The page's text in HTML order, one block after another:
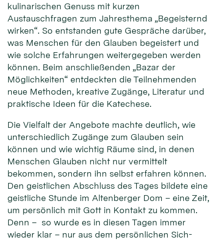
kulinarischen Genuss mit kurzen
Austauschfragen zum Jahresthema „Begeisternd
wirken“. So entstanden gute Gespräche darüber,
was Menschen für den Glauben begeistert und
wie solche Erfahrungen weitergegeben werden
können. Beim anschließenden „Bazar der
Möglichkeiten“ entdeckten die Teilnehmenden
neue Methoden, kreative Zugänge, Literatur und
praktische Ideen für die Katechese.
Die Vielfalt der Angebote machte deutlich, wie
unterschiedlich Zugänge zum Glauben sein
können und wie wichtig Räume sind, in denen
Menschen Glauben nicht nur vermittelt
bekommen, sondern ihn selbst erfahren können.
Den geistlichen Abschluss des Tages bildete eine
geistliche Stunde im Altenberger Dom – eine Zeit,
um persönlich mit Gott in Kontakt zu kommen.
Denn – so wurde es in diesen Tagen immer
wieder klar – nur aus dem persönlichen Sich-